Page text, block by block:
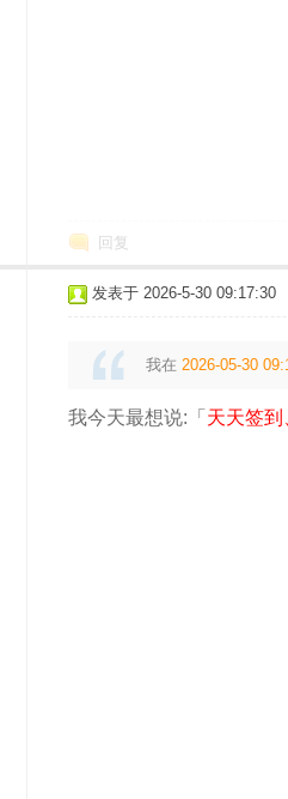
回复
发表于 2026-5-30 09:17:30
我在 2026-05-30
我今天最想说:「 天天签